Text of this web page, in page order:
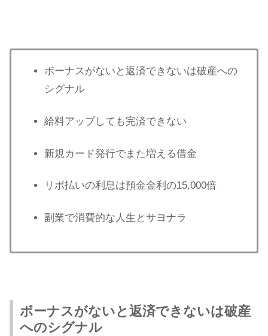
ボーナスがないと返済できないは破産への
シグナル
給料アップしても完済できない
新規カード発行でまた増える借金
リボ払いの利息は預金金利の15,000倍
副業で消費的な人生とサヨナラ
ボーナスがないと返済できないは破産
へのシグナル